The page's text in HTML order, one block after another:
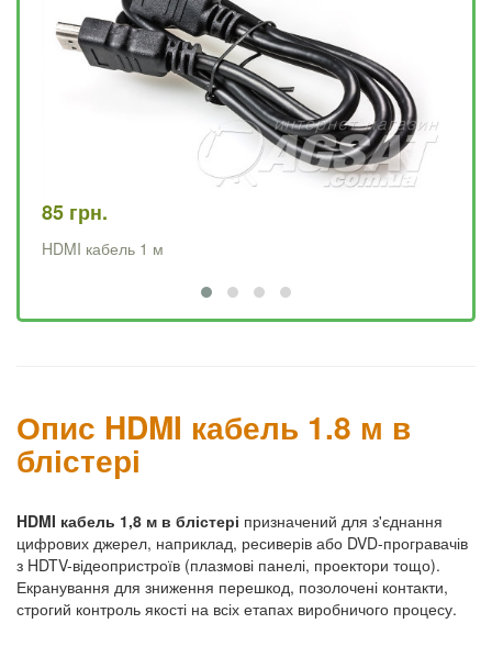
85 грн.
HDMI кабель 1 м
Опис HDMI кабель 1.8 м в
блістері
HDMI кабель 1,8 м в блістері призначений для з'єднання
цифрових джерел, наприклад, ресиверів або DVD-програвачів
з HDTV-відеопристроїв (плазмові панелі, проектори тощо).
Екранування для зниження перешкод, позолочені контакти,
строгий контроль якості на всіх етапах виробничого процесу.